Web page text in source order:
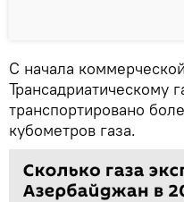
С начала
Трансадриатическому
транспортировано
кубометров газа.